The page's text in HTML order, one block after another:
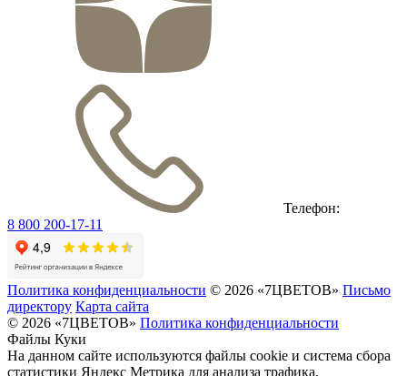
Телефон:
8 800 200-17-11
Политика конфиденциальности © 2026 «7ЦВЕТОВ» Письмо
директору Карта сайта
© 2026 «7ЦВЕТОВ» Политика конфиденциальности
Файлы Куки
На данном сайте используются файлы cookie и система сбора
статистики Яндекс Метрика для анализа трафика.